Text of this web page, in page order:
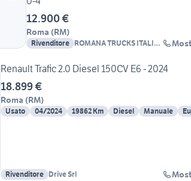
12.900 €
Roma (RM)
Rivenditore ROMANA TRUCKS ITALIA
Renault Trafic 2.0 Diesel 150CV E6 - 2024
18.899 €
Roma (RM)
Usato 04/2024 19862 Km Diesel Manuale
Rivenditore Drive Srl